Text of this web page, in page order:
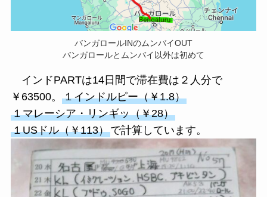
バンガロールINのムンバイOUT
バンガロールとムンバイ以外は初めて
インドPARTは14日間で滞在費は２人分で
￥63500。 １インドルピー（￥1.8）
１マレーシア・リンギッ（￥28）
１USドル（￥113）で計算しています。